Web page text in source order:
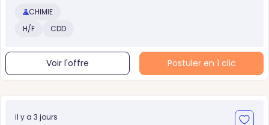
CHIMIE
H/F
CDD
Voir l'offre Postuler en 1 clic
il y a 3 jours